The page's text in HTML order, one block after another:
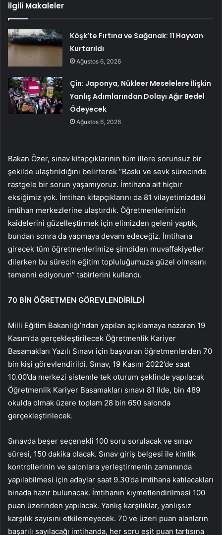
İlgili Makaleler
Köşk’te Fırtına ve Sağanak: 11 Hayvan
Kurtarıldı
Ağustos 6, 2026
Çin: Japonya, Nükleer Meselelere İlişkin
Yanlış Adımlarından Dolayı Ağır Bedel
Ödeyecek
Ağustos 6, 2026
Bakan Özer, sınav kitapçıklarının tüm illere sorunsuz bir
şekilde ulaştırıldığını belirterek “Baskı ve sevk sürecinde
rastgele bir sorun yaşamıyoruz. İmtihana ait hiçbir
eksiğimiz yok. İmtihan kitapçıklarını da 81 vilayetimizdeki
imtihan merkezlerine ulaştırdık. Öğretmenlerimizin
kaidelerini güzelleştirmek için elimizden geleni yaptık,
bundan sonra da yapmaya devam edeceğiz. İmtihana
girecek tüm öğretmenlerimize şimdiden muvaffakiyetler
dilerken bu sürecin eğitim topluluğumuza güzel olmasını
temenni ediyorum” tabirlerini kullandı.
70 BİN ÖĞRETMEN GÖREVLENDİRİLDİ
Milli Eğitim Bakanlığı’ndan yapılan açıklamaya nazaran 19
Kasım’da gerçekleştirilecek Öğretmenlik Kariyer
Basamakları Yazılı Sınavı için başvuran öğretmenlerden 70
bin kişi görevlendirildi. Sınav, 19 Kasım 2022’de saat
10.00’da merkezi sistemle tek oturum şeklinde yapılacak
Öğretmenlik Kariyer Basamakları sınavı 81 ilde, bin 489
okulda olmak üzere toplam 28 bin 650 salonda
gerçekleştirilecek.
Sınavda beşer seçenekli 100 soru sorulacak ve sınav
süresi, 150 dakika olacak. Sınav giriş belgesi ile kimlik
kontrollerinin ve salonlara yerleştirmenin zamanında
yapılabilmesi için adaylar saat 9.30’da imtihana katılacakları
binada hazır bulunacak. İmtihanın kıymetlendirilmesi 100
puan üzerinden yapılacak. Yanlış karşılıklar, yanlışsız
karşılık sayısını etkilemeyecek. 70 ve üzeri puan alanların
başarılı sayılacağı imtihanda, her soru eşit puan tartısına